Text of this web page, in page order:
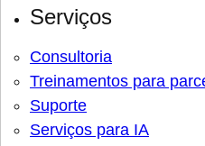
Serviços
Consultoria
Treinamentos para
Suporte
Serviços para IA